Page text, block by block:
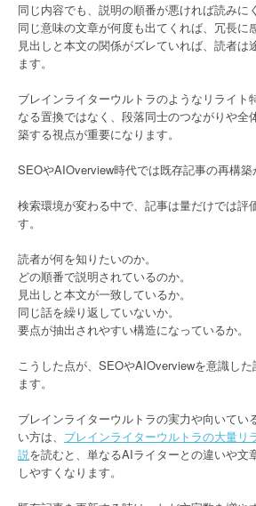
同じ内容でも、説明の順番が悪ければ読みに
同じ意味の文章が何度も出てくれば、冗長に
見出しと本文の関係がズレていれば、読者は
ます。
ブレインライターウルトラのようなリライト
なる置換ではなく、段落同士のつながりや全
築する視点が重要になります。
SEOやAIOverview時代では既存記事の再構築
検索環境が変わる中で、記事は量だけでは評
す。
読者が何を知りたいのか。
どの順番で説明されているのか。
見出しと本文が一致しているか。
同じ話を繰り返していないか。
要点が抽出されやすい構造になっているか。
こうした点が、SEOやAIOverviewを意識し
ます。
ブレインライターウルトラの実力や向いてい
い方は、 ブレインライターウルトラの大量リ
説を読むと、単なるAIライターとの違いや文
しやすくなります。